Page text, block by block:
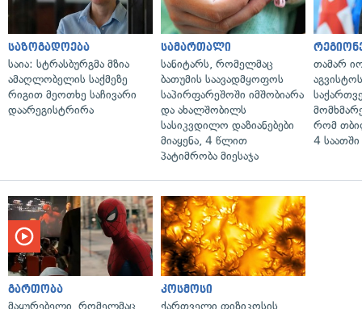
საზოგადოება
საია: სტრასბურგმა მზია
ამაღლობელის საქმეზე
რიგით მეოთხე საჩივარი
დაარეგისტრირა
სამართალი
სანიტარს, რომელმაც
ბათუმის საავადმყოფოს
საპირფარეშოში იმშობიარა
და ახალშობილს
სასიკვდილო დაზიანებები
მიაყენა, 4 წლით
პატიმრობა მიესაჯა
თამარ
რომ
4
გართობა
მაყურებელი, რომელმაც
კოსმოსი
ქართველი ფიზიკოსის